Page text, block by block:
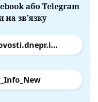
або Telegram
зв’язку
facebook.com/novosti.dnepr.info